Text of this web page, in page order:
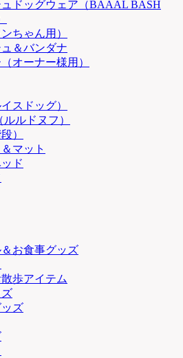
ドッグウェア（BAAAL BASH
ちゃん用）
＆バンダナ
オーナー様用）
スドッグ）
ルドヌフ）
）
マット
ド
お食事グッズ
歩アイテム
ズ